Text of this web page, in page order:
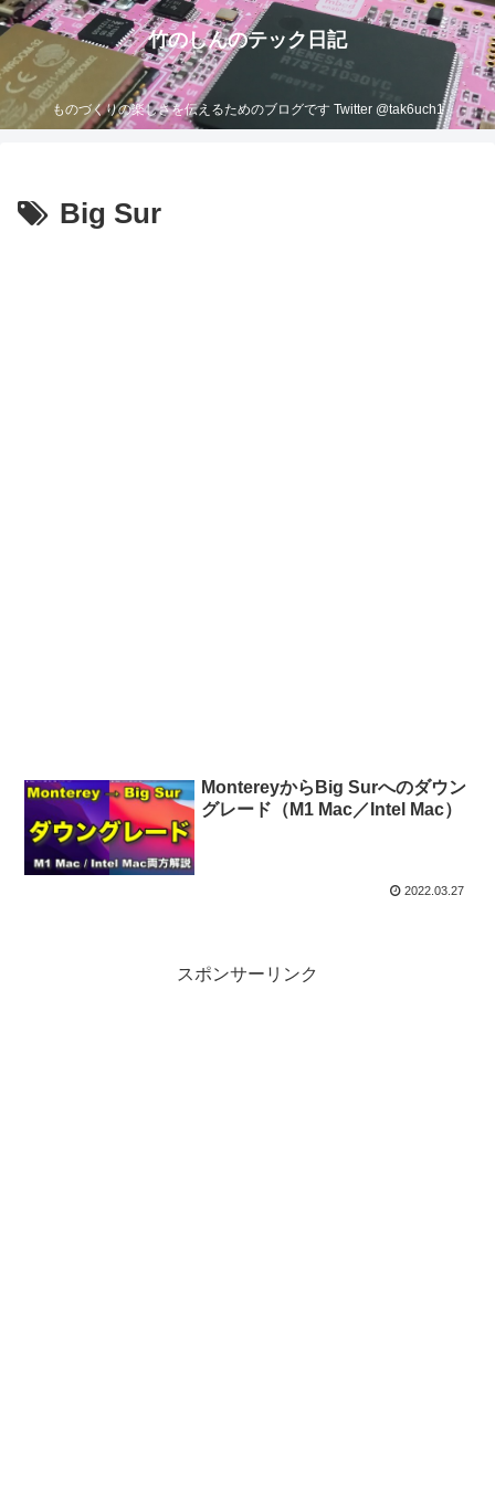
竹のしんのテック日記
ものづくりの楽しさを伝えるためのブログです Twitter @tak6uch1
Big Sur
MontereyからBig Surへのダウン
グレード（M1 Mac／Intel Mac）
2022.03.27
スポンサーリンク